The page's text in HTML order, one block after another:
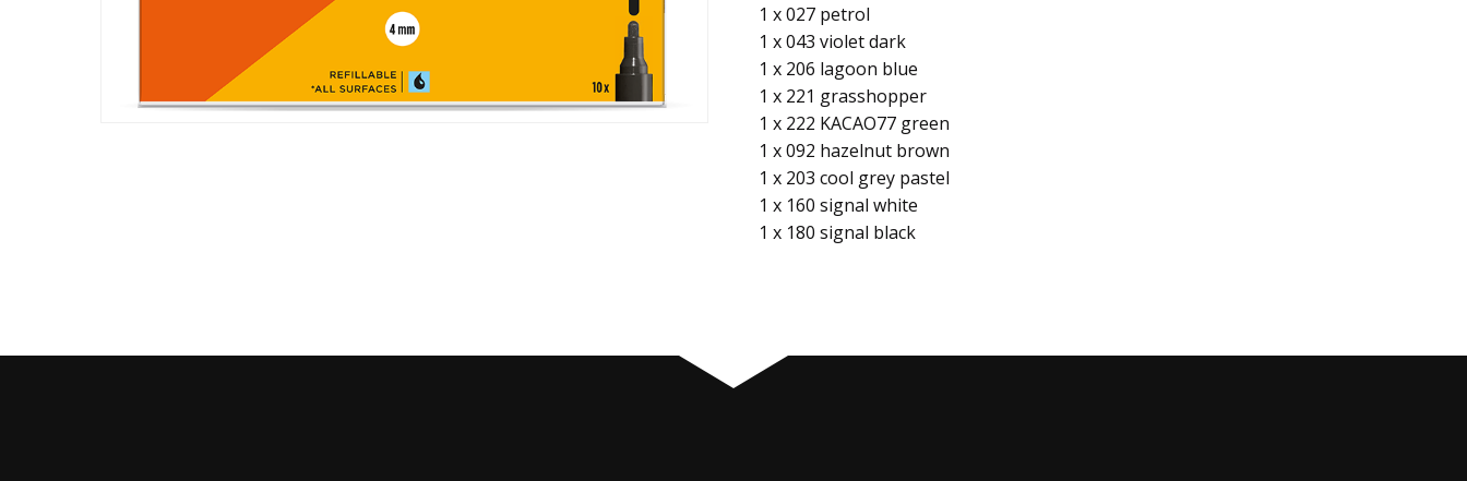
1 x 027 petrol
1 x 043 violet dark
1 x 206 lagoon blue
1 x 221 grasshopper
1 x 222 KACAO77 green
1 x 092 hazelnut brown
1 x 203 cool grey pastel
1 x 160 signal white
1 x 180 signal black